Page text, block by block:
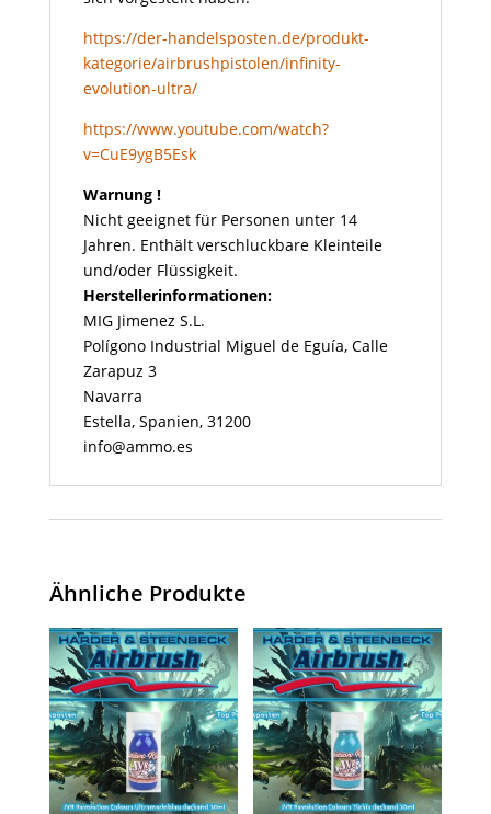
https://der-handelsposten.de/produkt-
kategorie/airbrushpistolen/infinity-
evolution-ultra/
https://www.youtube.com/watch?
v=CuE9ygB5Esk
Warnung !
Nicht geeignet für Personen unter 14
Jahren. Enthält verschluckbare Kleinteile
und/oder Flüssigkeit.
Herstellerinformationen:
MIG Jimenez S.L.
Polígono Industrial Miguel de Eguía, Calle
Zarapuz 3
Navarra
Estella, Spanien, 31200
info@ammo.es
Ähnliche Produkte